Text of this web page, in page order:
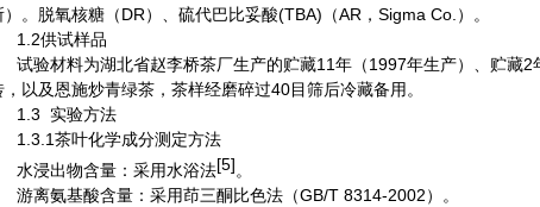
）。脱氧核糖（DR）、硫代巴比妥酸(TBA) （AR ， Sigma Co. ）。
1.2供试样品
试验材料为湖北省赵李桥茶厂生产的贮藏11年（1997年生产）、贮藏2
，以及恩施炒青绿茶，茶样经磨碎过40目筛后冷藏备用。
1.3 实验方法
1.3.1茶叶化学成分测定方法
水浸出物含量：采用水浴法[5]。
游离氨基酸含量：采用茚三酮比色法（GB/T 8314-2002）。